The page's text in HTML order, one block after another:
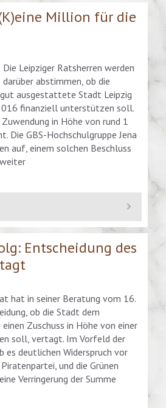
Million für die
Die Leipziger Ratsherren werden
abstimmen, ob die
ausgestattete Stadt Leipzig
finanziell unterstützen soll.
in Höhe von rund 1
Die GBS-Hochschulgruppe Jena
auf, einem solchen Beschluss
Entscheidung des
hat in seiner Beratung vom 16.
ob die Stadt dem
Zuschuss in Höhe von einer
soll, vertagt. Im Vorfeld der
es deutlichen Widerspruch vor
und die Grünen
Verringerung der Summe